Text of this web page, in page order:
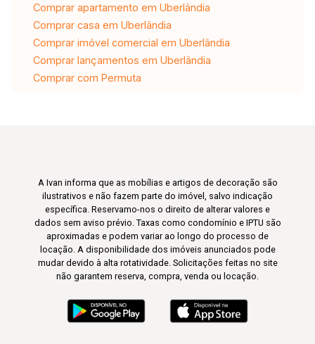
Comprar apartamento em Uberlândia
Comprar casa em Uberlândia
Comprar imóvel comercial em Uberlândia
Comprar lançamentos em Uberlândia
Comprar com Permuta
A Ivan informa que as mobílias e artigos de decoração são
ilustrativos e não fazem parte do imóvel, salvo indicação
específica. Reservamo-nos o direito de alterar valores e
dados sem aviso prévio. Taxas como condomínio e IPTU são
aproximadas e podem variar ao longo do processo de
locação. A disponibilidade dos imóveis anunciados pode
mudar devido à alta rotatividade. Solicitações feitas no site
não garantem reserva, compra, venda ou locação.